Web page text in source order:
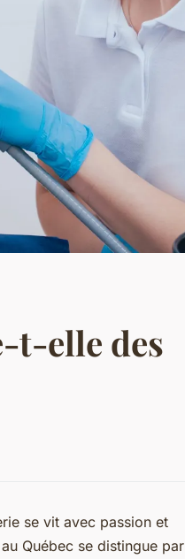
t-elle des
se vit avec passion et
Québec se distingue par